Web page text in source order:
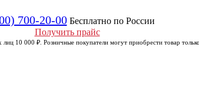
700-20-00 Бесплатно по России
Получить прайс
10 000 ₽. Розничные покупатели могут приобрести товар